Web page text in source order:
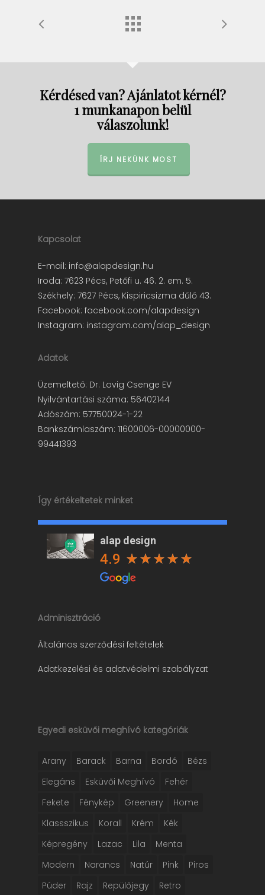
Kérdésed van? Ajánlatot kérnél?
1 munkanapon belül
válaszolunk!
ÍRJ NEKÜNK MOST
Kapcsolat
E-mail: info@alapdesign.hu
Iroda: 7623 Pécs, Petőfi u. 46. 2. em. 5.
Székhely: 7627 Pécs, Kispiricsizma dűlő 43.
Facebook: facebook.com/alapdesign
Instagram: instagram.com/alap_design
Adatok
Üzemeltető: Dr. Lovig Csenge EV
Nyilvántartási száma: 56402144
Adószám: 57750024-1-22
Bankszámlaszám: 11600006-00000000-
99441393
Így értékeltetek minket
alap design
4.9
Adminisztráció
Általános szerződési feltételek
Adatkezelési és adatvédelmi szabályzat
Egyedi esküvői meghívó kategóriák
Arany Barack Barna Bordó
Bézs
Elegáns
Esküvői Meghívó
Fehér
Fekete
Fénykép Greenery
Home
Klassszikus
Korall Krém
Kék
Képregény
Lazac Lila
Menta
Modern
Narancs Natúr Pink
Piros
Púder
Rajz Repülőjegy Retro